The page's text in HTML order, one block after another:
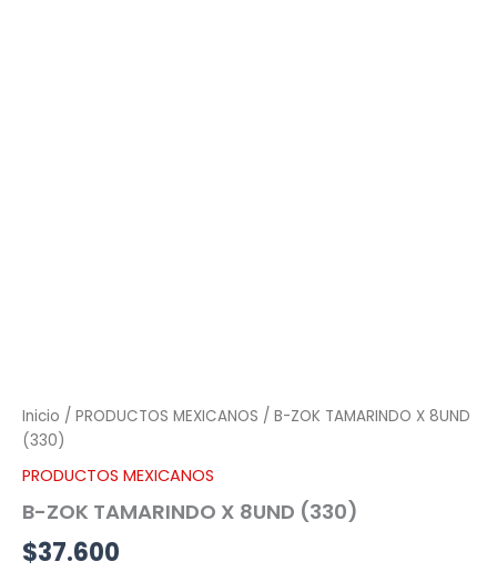
Inicio / PRODUCTOS MEXICANOS / B-ZOK TAMARINDO X 8UND
(330)
PRODUCTOS MEXICANOS
B-ZOK TAMARINDO X 8UND (330)
$37.600